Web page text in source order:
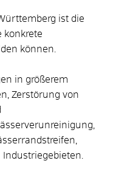
ist die
konkrete
können.
in größerem
Zerstörung von